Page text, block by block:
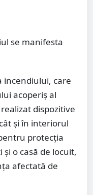
se manifesta
incendiului, care
acoperiș al
dispozitive
și în interiorul
protecția
o casă de locuit,
afectată de